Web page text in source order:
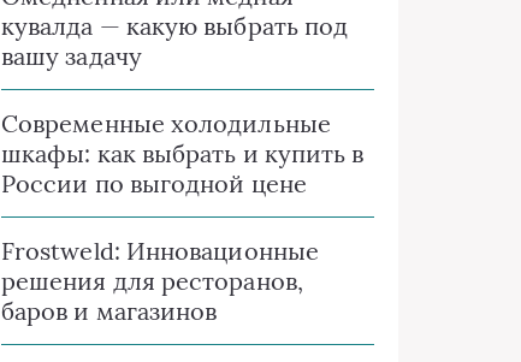
кувалда — какую выбрать под
вашу задачу
Современные холодильные
шкафы: как выбрать и купить в
России по выгодной цене
Frostweld: Инновационные
решения для ресторанов,
баров и магазинов